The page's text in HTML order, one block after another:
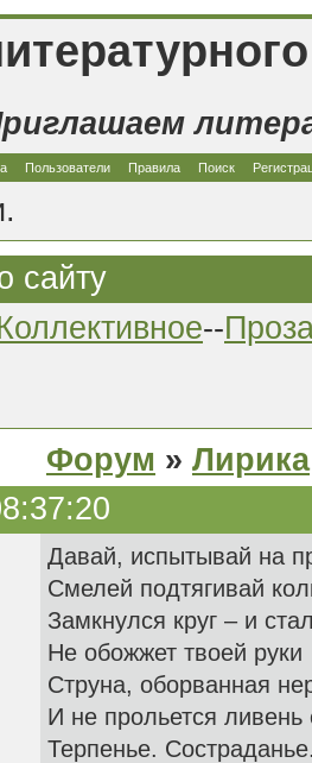
Пользователи Правила Поиск
сайту
--
Форум » Лирика
Давай, испытывай на
Смелей подтягивай
Замкнулся круг – и
Не обожжет твоей руки
Струна, оборванная
И не прольется ливень
Терпенье.